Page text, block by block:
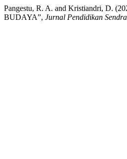
Pangestu, R. A. and Kristiandri, D.
BUDAYA”, Jurnal Pendidikan